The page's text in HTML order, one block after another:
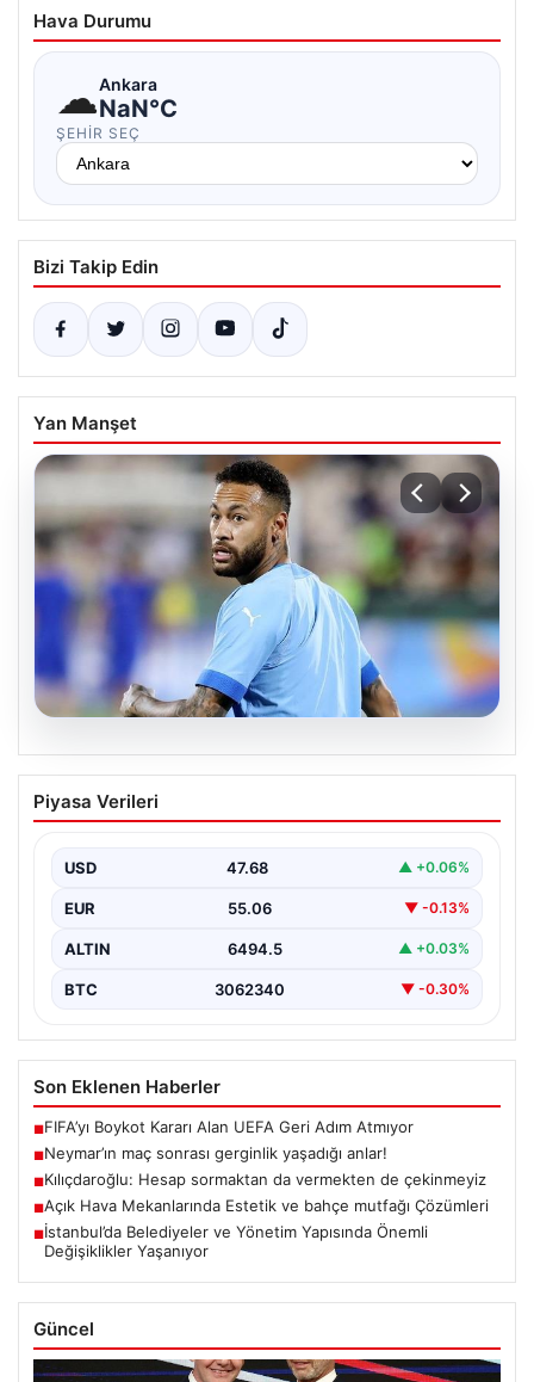
Hava Durumu
☁Ankara
NaN°C
ŞEHIR SEÇ
Bizi Takip Edin
Yan Manşet
Neymar’ın maç sonrası gerginlik
yaşadığı anlar!
Piyasa Verileri
USD 47.68 ▲ +0.06%
EUR 55.06 ▼ -0.13%
ALTIN 6494.5 ▲ +0.03%
BTC 3062340 ▼ -0.30%
Son Eklenen Haberler
■FIFA’yı Boykot Kararı Alan UEFA Geri Adım Atmıyor
■Neymar’ın maç sonrası gerginlik yaşadığı anlar!
■Kılıçdaroğlu: Hesap sormaktan da vermekten de çekinmeyiz
■Açık Hava Mekanlarında Estetik ve bahçe mutfağı Çözümleri
■İstanbul’da Belediyeler ve Yönetim Yapısında Önemli
Değişiklikler Yaşanıyor
Güncel